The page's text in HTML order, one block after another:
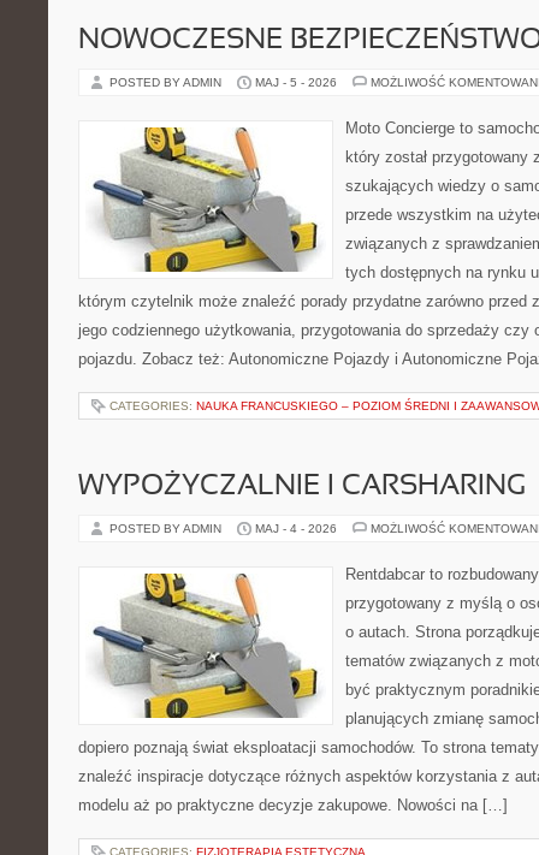
NOWOCZESNE
POSTED BY ADMIN MAJ - 5 - 2026 MOŻLIWOŚĆ
Moto Concierge to
który został przygotowany
szukających wiedzy o
przede wszystkim na
związanych z
tych dostępnych na rynku
którym czytelnik może znaleźć porady przydatne zarówno przed
jego codziennego użytkowania, przygotowania do sprzedaży czy
pojazdu. Zobacz też: Autonomiczne Pojazdy i Autonomiczne
CATEGORIES: NAUKA FRANCUSKIEGO – POZIOM ŚREDNI I
WYPOŻYCZALNIE I CARSHARING
POSTED BY ADMIN MAJ - 4 - 2026 MOŻLIWOŚĆ
Rentdabcar to
przygotowany z myślą o
o autach. Strona
tematów związanych z
być praktycznym
planujących zmianę
dopiero poznają świat eksploatacji samochodów. To strona
znaleźć inspiracje dotyczące różnych aspektów korzystania z
modelu aż po praktyczne decyzje zakupowe. Nowości na […]
CATEGORIES: FIZJOTERAPIA ESTETYCZNA